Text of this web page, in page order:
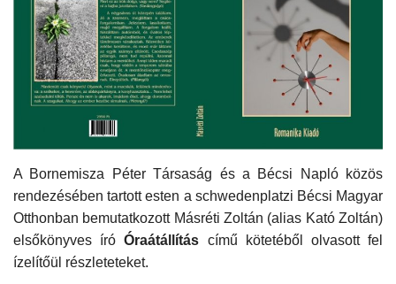
Kultúra
Történelem
Gazdaság
Művészet
Sport
A Bornemisza Péter Társaság és a Bécsi Napló közös
rendezésében tartott esten a schwedenplatzi Bécsi Magyar
Otthonban bemutatkozott Másréti Zoltán (alias Kató Zoltán)
elsőkönyves íróÓraátállítás című kötetéből olvasott fel
ízelítőül részleteteket.